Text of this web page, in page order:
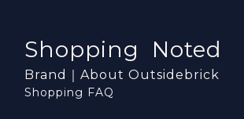
Shopping Noted
Brand｜About Outsidebrick
Shopping FAQ